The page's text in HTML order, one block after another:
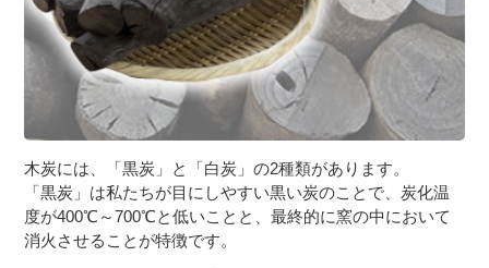
木炭には、「黒炭」と「白炭」の2種類があります。
「黒炭」は私たちが目にしやすい黒い炭のことで、炭化温
度が400℃～700℃と低いことと、最終的に窯の中において
消火させることが特徴です。